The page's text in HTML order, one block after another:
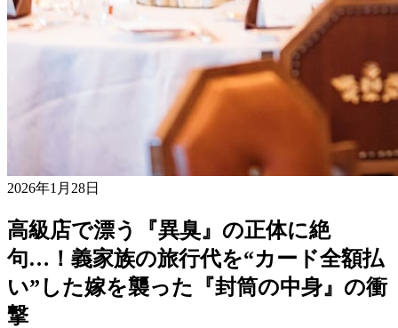
2026年1月28日
高級店で漂う『異臭』の正体に絶
句…！義家族の旅行代を“カード全額払
い”した嫁を襲った『封筒の中身』の衝
撃